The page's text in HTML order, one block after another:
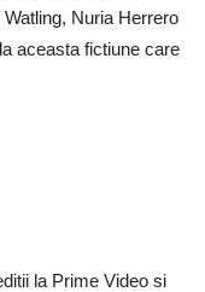
Nuria Herrero
aceasta fictiune care
la Prime Video si